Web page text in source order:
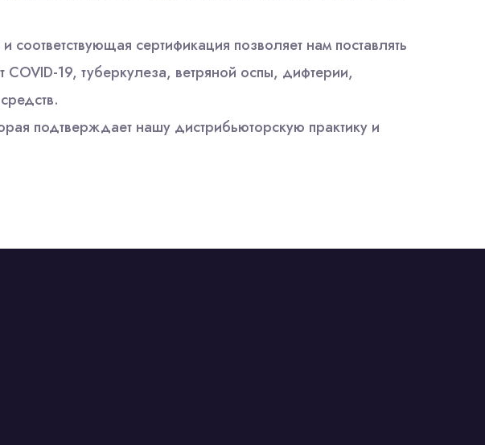
сертификация позволяет нам поставлять
19, туберкулеза, ветряной оспы, дифтерии,
подтверждает нашу дистрибьюторскую практику и